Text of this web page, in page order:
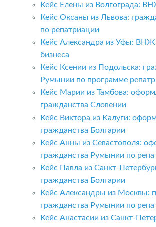
Кейс Елены из Волгограда:
Кейс Оксаны из Львова:
по репатриации
Кейс Александра из Уфы: ВНЖ
бизнеса
Кейс Ксении из Подольска:
Румынии по программе
Кейс Марии из Тамбова:
гражданства Словении
Кейс Виктора из Калуги:
гражданства Болгарии
Кейс Анны из Севастополя:
гражданства Румынии по
Кейс Павла из Санкт-
гражданства Болгарии
Кейс Александры из Москвы:
гражданства Румынии по
Кейс Анастасии из Санкт-